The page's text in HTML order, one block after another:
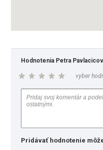
Hodnotenia Petra
vyber
Pridávať hodnotenie